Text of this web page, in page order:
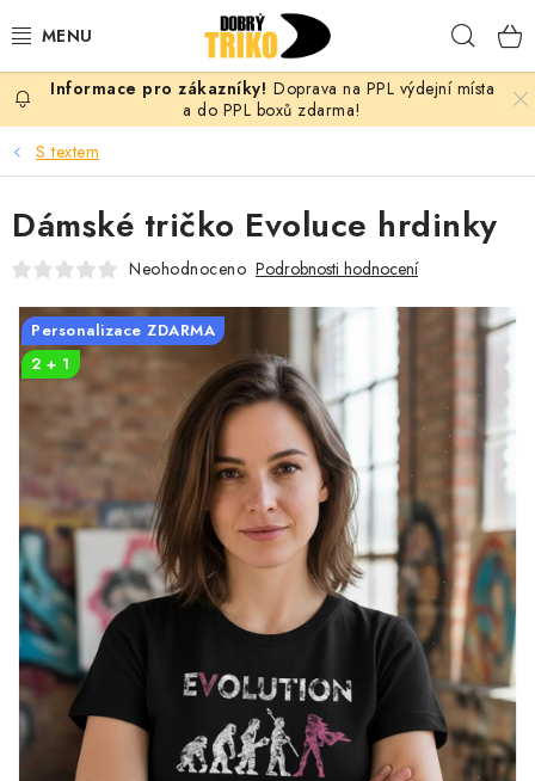
na
PRO ŽENY
PRO MUŽE
PRO DĚTI
PRO PÁRY
VLASTNÍ MOTIV
TRIČKA
MIKINY
OKAMŽITĚ K ODBĚRU
B2B
MÁM SRDCE POMÁHÁM
Doprava na PPL výdejní místa
a do PPL boxů zdarma!
S textem
Dámské tričko Evoluce hrdinky
Neohodnoceno Podrobnosti hodnocení
Personalizace ZDARMA
2 + 1